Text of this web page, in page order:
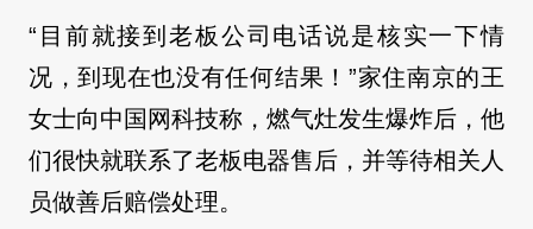
“目前就接到老板公司电话说是核实一下情
况，到现在也没有任何结果！”家住南京的王
女士向中国网科技称，燃气灶发生爆炸后，他
们很快就联系了老板电器售后，并等待相关人
员做善后赔偿处理。